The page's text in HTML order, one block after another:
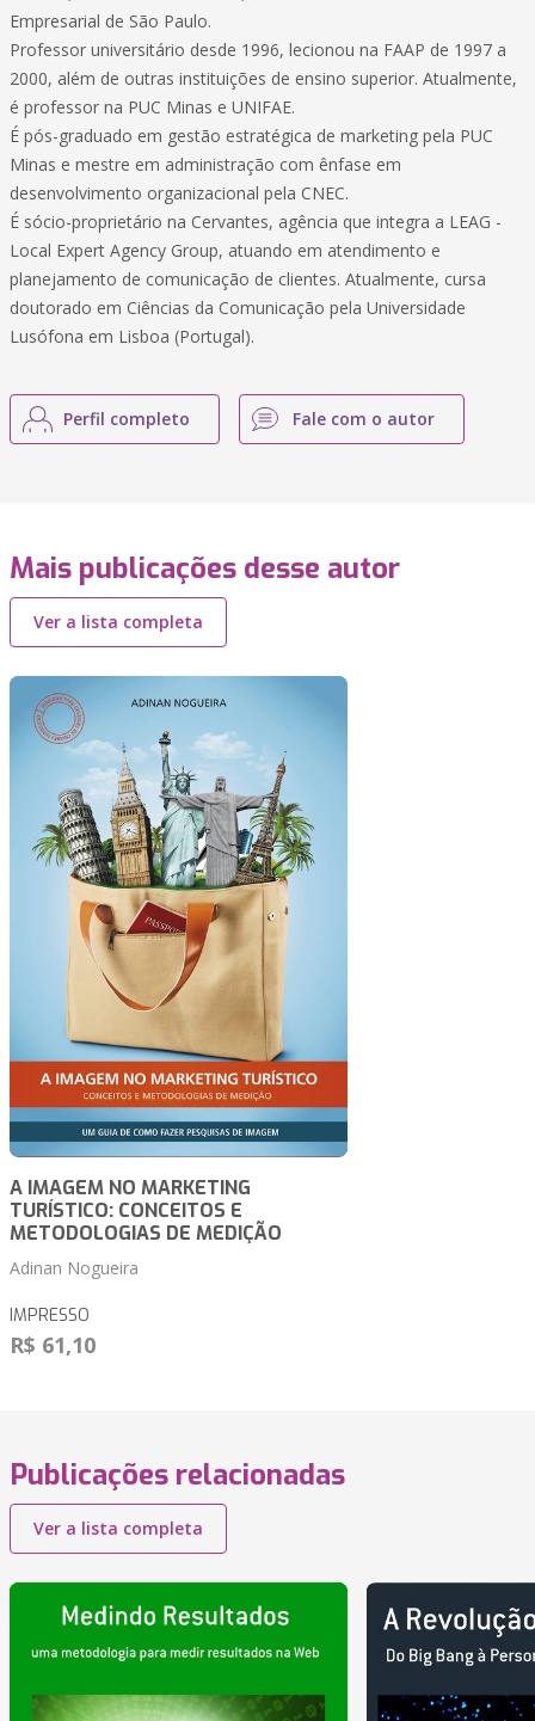
Empresarial de São Paulo.
Professor universitário desde 1996, lecionou na FAAP de 1997 a
2000, além de outras instituições de ensino superior. Atualmente,
é professor na PUC Minas e UNIFAE.
É pós-graduado em gestão estratégica de marketing pela PUC
Minas e mestre em administração com ênfase em
desenvolvimento organizacional pela CNEC.
É sócio-proprietário na Cervantes, agência que integra a LEAG -
Local Expert Agency Group, atuando em atendimento e
planejamento de comunicação de clientes. Atualmente, cursa
doutorado em Ciências da Comunicação pela Universidade
Lusófona em Lisboa (Portugal).
Perfil completo Fale com o autor
Mais publicações desse autor
Ver a lista completa
A IMAGEM NO MARKETING
TURÍSTICO: CONCEITOS E
METODOLOGIAS DE MEDIÇÃO
Adinan Nogueira
IMPRESSO
R$ 61,10
Publicações relacionadas
Ver a lista completa